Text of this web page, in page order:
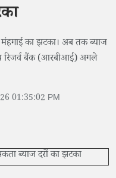
का झटका। अब तक ब्याज
रिजर्व बैंक (आरबीआई) अगले
01:35:02 PM